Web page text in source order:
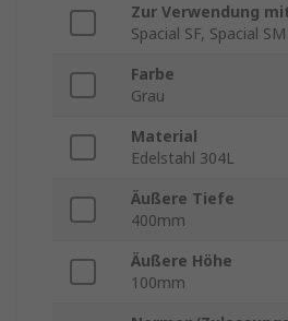
Zur Verwendung
Spacial SF, Spacial SM
Farbe
Grau
Material
Edelstahl 304L
Äußere Tiefe
400mm
Äußere Höhe
100mm